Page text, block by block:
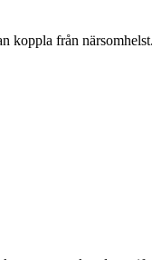
koppla från närsomhelst.